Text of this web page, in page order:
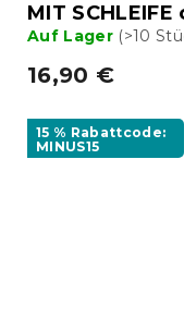
MIT
Auf Lager (>10
16,90 €
15 % Rabattcode:
MINUS15